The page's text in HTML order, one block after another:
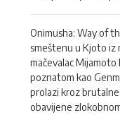
Onimusha: Way of
smeštenu u Kjoto iz
mačevalac
poznatom kao
prolazi kroz
obavijene